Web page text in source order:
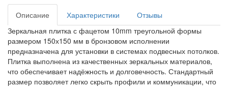
Описание Характеристики
Отзывы
Зеркальная плитка с фацетом 10mm треугольной формы
размером 150х150 мм в бронзовом исполнении
предназначена для установки в системах подвесных потолков.
Плитка выполнена из качественных зеркальных материалов,
что обеспечивает надёжность и долговечность. Стандартный
размер позволяет легко скрыть профили и коммуникации, что